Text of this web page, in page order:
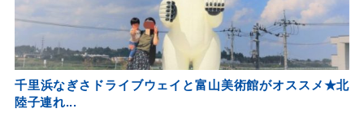
千里浜なぎさドライブウェイと富山美術館がオススメ★北
陸子連れ...